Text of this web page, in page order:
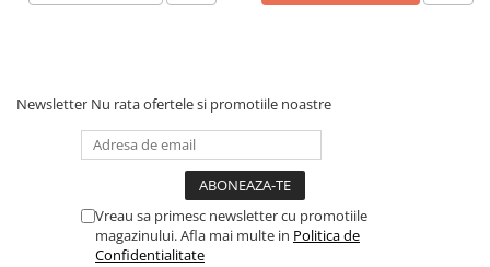
Newsletter Nu rata ofertele si promotiile noastre
Vreau sa primesc newsletter cu promotiile
magazinului. Afla mai multe in Politica de
Confidentialitate